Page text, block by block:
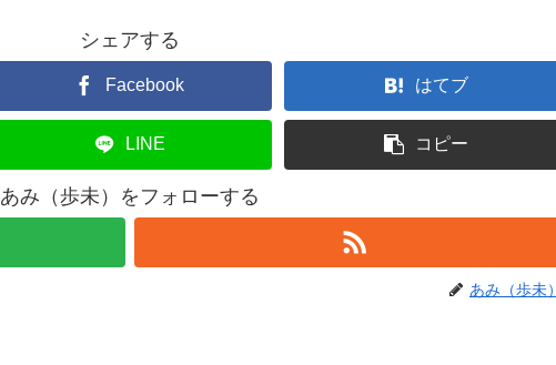
シェアする
Facebook はてブ
LINE コピー
あみ（歩未）をフォローする
あみ（歩未）